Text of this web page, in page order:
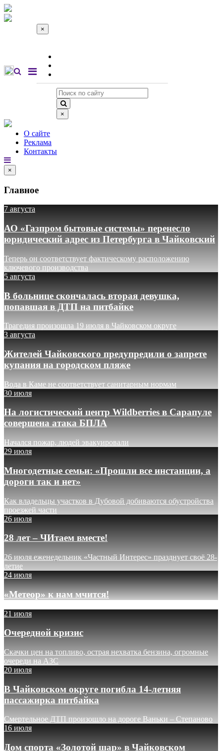
×
×
О сайте
Реклама
Контакты
×
Главное
7 августа
АО «Газпром бытовые системы» перенесло
юридический адрес из Петербурга в Чайковский
Теперь он соответствует фактическому расположению
ключевого производства
5 августа
В больнице скончалась вторая девушка,
попавшая в ДТП на питбайке
Трагедия произошла 19 июля в Чайковском округе
3 августа
Жителей Чайковского предупредили о запрете
купания на городском пляже
Вода в Каме не соответствует санитарным нормам
30 июля
На логистический центр Wildberries в Сарапуле
совершена атака БПЛА
Начался пожар, людей эвакуировали
29 июля
Многодетные семьи: «Прошли все инстанции, а
дороги так и нет»
Как владельцы участков в Дубовой добиваются обустройства
проезжей части
26 июля
28 лет – ЧИтаем вместе!
26 июля еженедельник «Частный Интерес» празднует своё 28-
летие
24 июля
«Метеор» к нам мчится!
21 июля
Очередной кризис
Скачки цен на топливо, острая нехватка бензина, огромные
очереди на АЗС
20 июля
В Чайковском округе погибла 14-летняя
пассажирка питбайка
Смертельное ДТП произошло на дороге Ваньки – Степаново
16 июля
Дом спорта «Золотой шар» в Чайковском